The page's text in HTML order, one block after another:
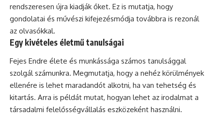
rendszeresen újra kiadják őket. Ez is mutatja, hogy
gondolatai és művészi kifejezésmódja továbbra is rezonál
az olvasókkal.
Egy kivételes életmű tanulságai
Fejes Endre élete és munkássága számos tanulsággal
szolgál számunkra. Megmutatja, hogy a nehéz körülmények
ellenére is lehet maradandót alkotni, ha van tehetség és
kitartás. Arra is példát mutat, hogyan lehet az irodalmat a
társadalmi felelősségvállalás eszközeként használni.